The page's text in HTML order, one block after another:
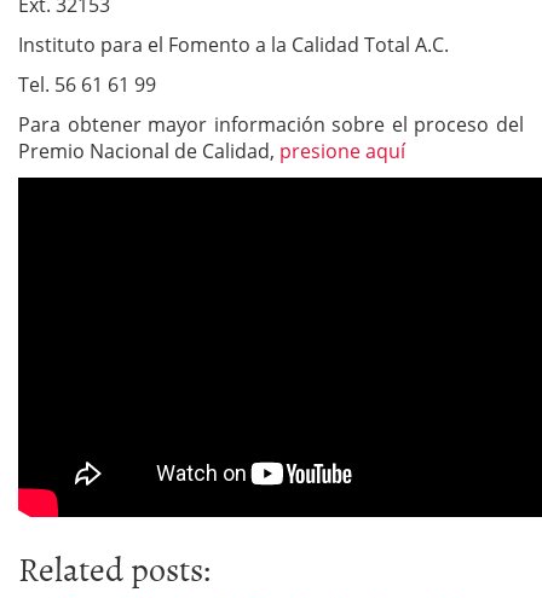
Instituto para el Fomento a la Calidad Total A.C.
Tel. 56 61 61 99
Para obtener mayor información sobre el proceso del
Premio Nacional de Calidad, presione aquí
Related posts: